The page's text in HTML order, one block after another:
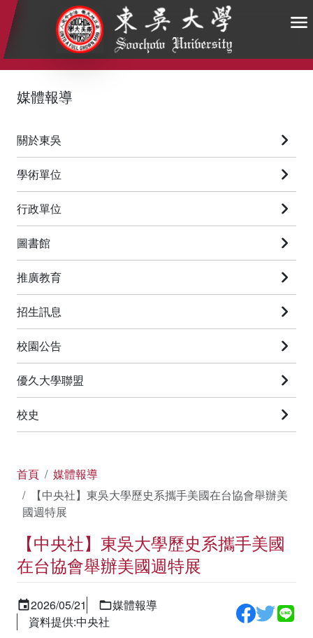
:::
媒體報導
關於東吳
學術單位
行政單位
圖書館
推廣教育
招生訊息
校園公告
優久大學聯盟
校史
首頁
媒體報導
【中央社】東吳大學歷史系攜手美國在台協會舉辦美
國週特展
【中央社】東吳大學歷史系攜手美國
在台協會舉辦美國週特展
2026/05/21
媒體報導
資料提供:中央社